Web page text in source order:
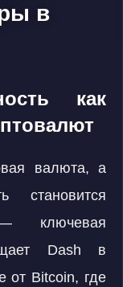
в
как
валюта, а
становится
ключевая
Dash в
от Bitcoin, где